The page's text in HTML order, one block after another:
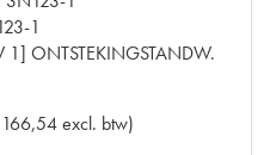
1
1] ONTSTEKINGSTANDW.
excl. btw)